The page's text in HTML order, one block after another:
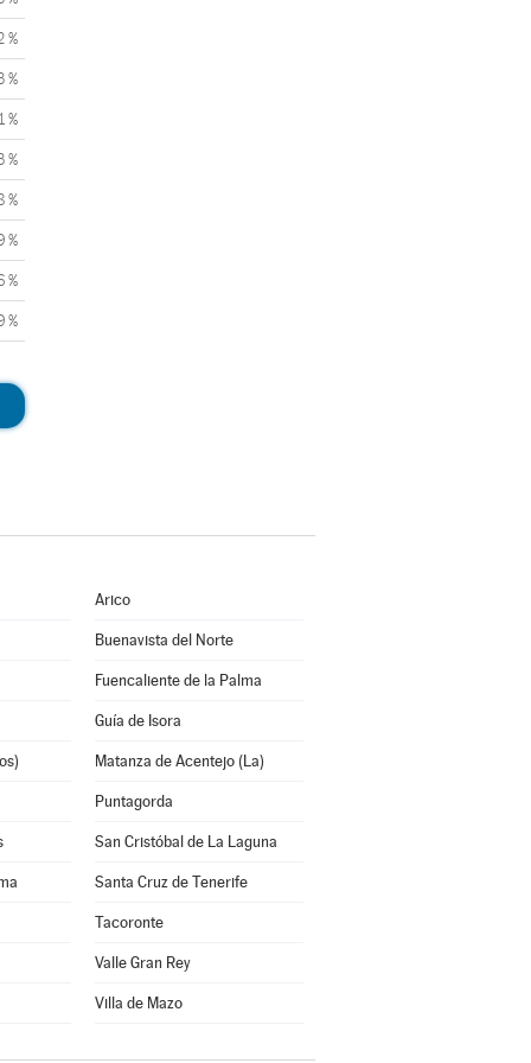
%
%
1 %
%
%
%
%
%
Arico
Buenavista del Norte
Fuencaliente de la Palma
Guía de Isora
Matanza de Acentejo (La)
Puntagorda
San Cristóbal de La Laguna
Santa Cruz de Tenerife
Tacoronte
Valle Gran Rey
Villa de Mazo